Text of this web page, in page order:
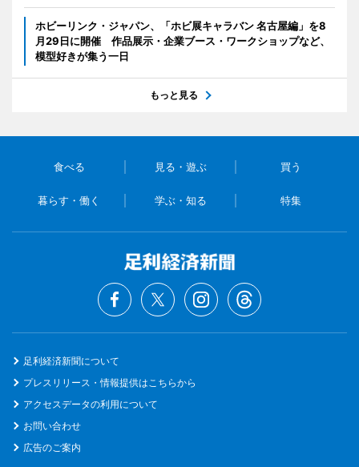
ホビーリンク・ジャパン、「ホビ展キャラバン 名古屋編」を8
月29日に開催 作品展示・企業ブース・ワークショップなど、
模型好きが集う一日
もっと見る
食べる 見る・遊ぶ 買う
暮らす・働く 学ぶ・知る 特集
足利経済新聞について
プレスリリース・情報提供はこちらから
アクセスデータの利用について
お問い合わせ
広告のご案内